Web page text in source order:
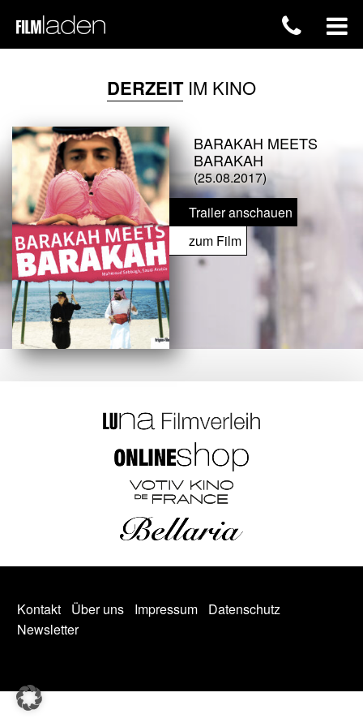
DERZEITIM KINO
BARAKAH MEETS
BARAKAH
(25.08.2017)
Trailer anschauen
zum Film
Kontakt Über uns Impressum
Datenschutz
Newsletter